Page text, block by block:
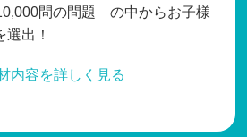
問の問題 の中からお子様
出！
内容を詳しく見る